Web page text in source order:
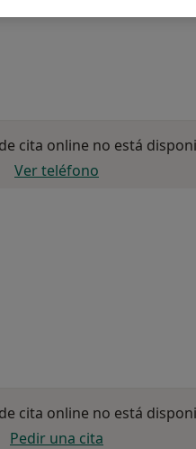
cita online no está
Ver teléfono
cita online no está
Pedir una cita